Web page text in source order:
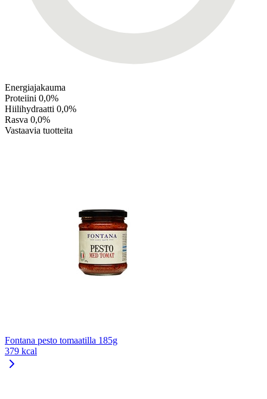
Energiajakauma
Proteiini 0,0%
Hiilihydraatti 0,0%
Rasva 0,0%
Vastaavia tuotteita
Fontana pesto tomaatilla 185g
379 kcal